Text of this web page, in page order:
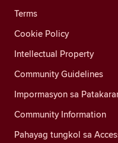
Terms
Cookie Policy
Intellectual Property
Community Guidelines
Impormasyon sa
Community Information
Pahayag tungkol sa